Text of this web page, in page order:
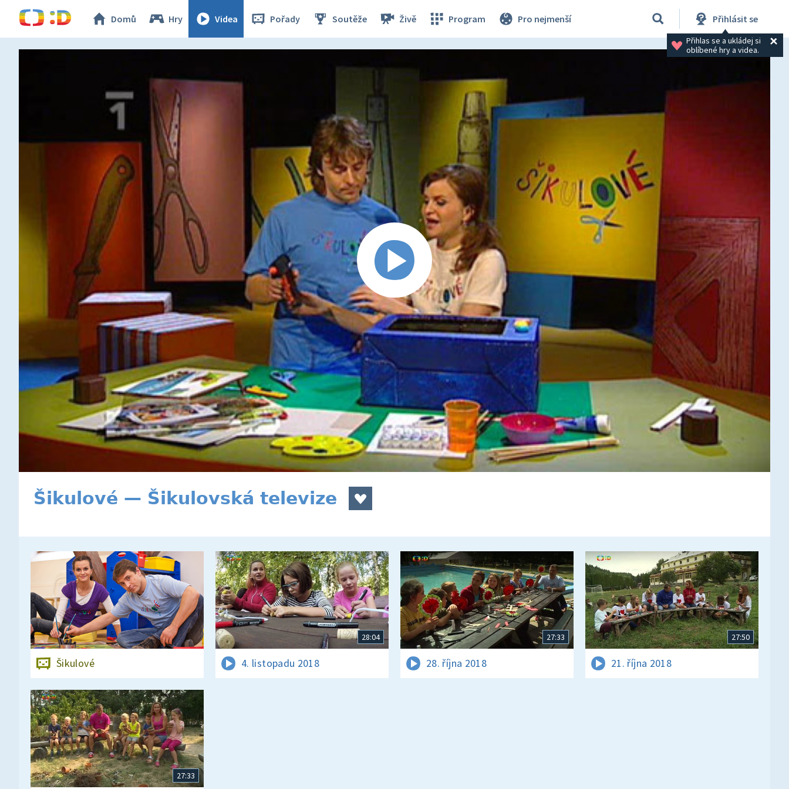
Domů Hry Videa Pořady Soutěže Živě Program Pro nejmenší Přihlásit se
Přihlas se a ukládej si
oblíbené hry a videa.
Šikulové — Šikulovská televize
Šikulové
28:04
4. listopadu 2018
27:33
28. října 2018
27:50
21. října 2018
27:33